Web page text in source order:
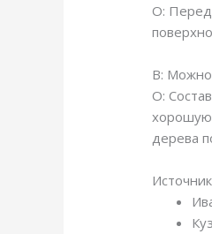
О: Перед
В: Можно
О:
хорошую
дерева